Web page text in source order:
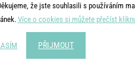
SWING
že jste souhlasili s používáním
Více o cookies si můžete přečíst
PŘIJMOUT